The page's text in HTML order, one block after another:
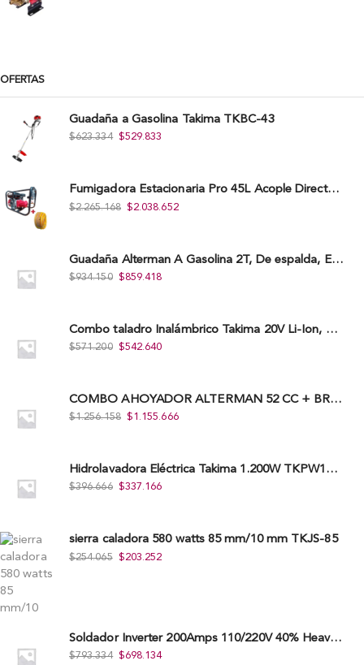
OFERTAS
Guadaña a Gasolina Takima TKBC-43
$623.334 $529.833
Fumigadora Estacionaria Pro 45L Acople Directo con Accesorios
$2.265.168 $2.038.652
Guadaña Alterman A Gasolina 2T, De espalda, Eje Flexible, 43Cc, Xbc43B-I
$934.150 $859.418
Combo taladro Inalámbrico Takima 20V Li-Ion, Tklcd-20. + Polichadora Takima 7″ 1.200W, Tksp-180-D.
$571.200 $542.640
COMBO AHOYADOR ALTERMAN 52 CC + BROCA DE 20 CM X 80 CM + BROCA DE 15 CM X 80 CM
$1.256.158 $1.155.666
Hidrolavadora Eléctrica Takima 1.200W TKPW1200-13
$396.666 $337.166
sierra caladora 580 watts 85 mm/10 mm TKJS-85
$254.065 $203.252
Soldador Inverter 200Amps 110/220V 40% Heavy Duty (Hd) Tkwi-200-C
$793.334 $698.134